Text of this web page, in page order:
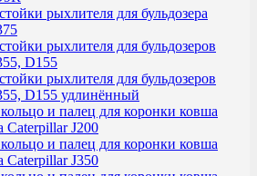
рыхлителя для бульдозера
рыхлителя для бульдозеров
D155
рыхлителя для бульдозеров
D155 удлинённый
и палец для коронки ковша
Caterpillar J200
и палец для коронки ковша
Caterpillar J350